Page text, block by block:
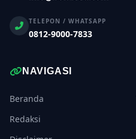
TELEPON / WHATSAPP
0812-9000-7833
NAVIGASI
Beranda
Redaksi